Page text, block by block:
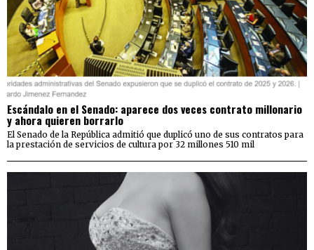
Escándalo en el Senado: aparece dos veces contrato millonario
y ahora quieren borrarlo
El Senado de la República admitió que duplicó uno de sus contratos para
la prestación de servicios de cultura por 32 millones 510 mil